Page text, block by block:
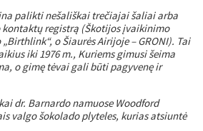
palikti nešališkai trečiajai šaliai arba
registrą (Škotijos įvaikinimo
o Šiaurės Airijoje – GRONI). Tai
iki 1976 m., Kuriems gimusi šeima
o gimę tėvai gali būti pagyvenę ir